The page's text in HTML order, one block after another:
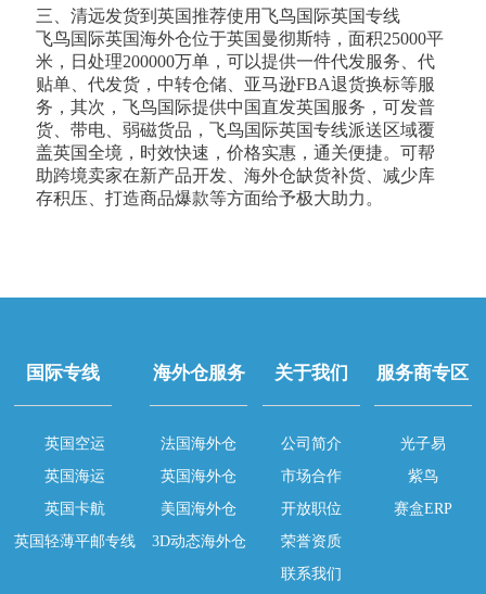
三、清远发货到英国推荐使用飞鸟国际英国专线
飞鸟国际英国海外仓位于英国曼彻斯特，面积25000平
米，日处理200000万单，可以提供一件代发服务、代
贴单、代发货，中转仓储、亚马逊FBA退货换标等服
务，其次，飞鸟国际提供中国直发英国服务，可发普
货、带电、弱磁货品，飞鸟国际英国专线派送区域覆
盖英国全境，时效快速，价格实惠，通关便捷。可帮
助跨境卖家在新产品开发、海外仓缺货补货、减少库
存积压、打造商品爆款等方面给予极大助力。
国际专线
英国空运
英国海运
英国卡航
英国轻薄平邮专线
海外仓服务
法国海外仓
英国海外仓
美国海外仓
3D动态海外仓
关于我们
公司简介
市场合作
开放职位
荣誉资质
联系我们
服务商专区
光子易
紫鸟
赛盒ERP